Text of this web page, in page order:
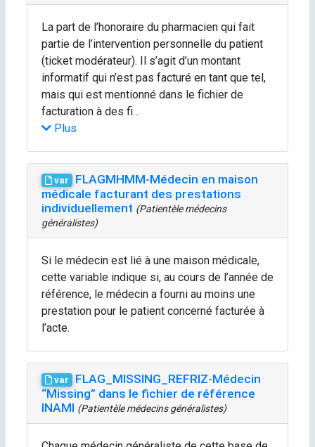
La part de l’honoraire du pharmacien qui fait
partie de l’intervention personnelle du patient
(ticket modérateur). Il s’agit d’un montant
informatif qui n’est pas facturé en tant que tel,
mais qui est mentionné dans le fichier de
facturation à des fi…
Plus
var
FLAGMHMM-Médecin en maison
médicale facturant des prestations
individuellement (Patientèle médecins
généralistes)
Si le médecin est lié à une maison médicale,
cette variable indique si, au cours de l’année de
référence, le médecin a fourni au moins une
prestation pour le patient concerné facturée à
l’acte.
var
FLAG_MISSING_REFRIZ-Médecin
“Missing” dans le fichier de référence
INAMI (Patientèle médecins généralistes)